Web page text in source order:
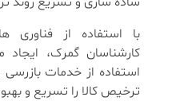
با استفاده از فناوری
کارشناسان گمرک،
استفاده از خدمات
ترخیص کالا را تسریع و